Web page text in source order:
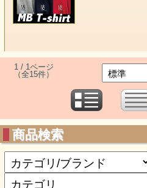
1 / 1ページ
（全15件）
商品検索